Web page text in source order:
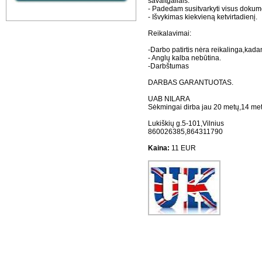
- Padedam susitvarkyti visus
- Išvykimas kiekvieną ketvirtadienį.
Reikalavimai:
-Darbo patirtis nėra
- Anglų kalba nebūtina.
-Darbštumas
DARBAS GARANTUOTAS.
UAB NILARA
Sėkmingai dirba jau 20 metų,14
Lukiškių g.5-101,Vilnius
860026385,864311790
Kaina: 11 EUR